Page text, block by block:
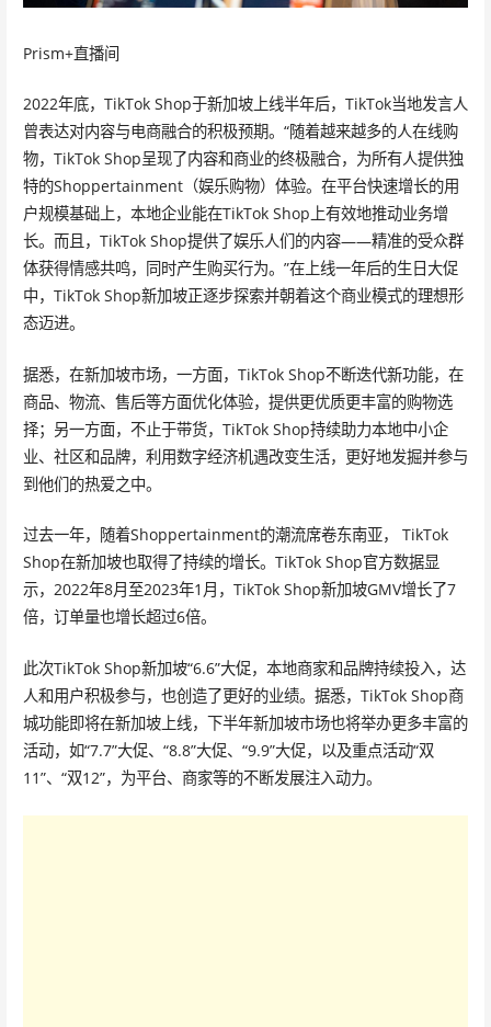
Prism+直播间
2022年底，TikTok Shop于新加坡上线半年后，TikTok当地发言人
曾表达对内容与电商融合的积极预期。“随着越来越多的人在线购
物，TikTok Shop呈现了内容和商业的终极融合，为所有人提供独
特的Shoppertainment（娱乐购物）体验。在平台快速增长的用
户规模基础上，本地企业能在TikTok Shop上有效地推动业务增
长。而且，TikTok Shop提供了娱乐人们的内容——精准的受众群
体获得情感共鸣，同时产生购买行为。”在上线一年后的生日大促
中，TikTok Shop新加坡正逐步探索并朝着这个商业模式的理想形
态迈进。
据悉，在新加坡市场，一方面，TikTok Shop不断迭代新功能，在
商品、物流、售后等方面优化体验，提供更优质更丰富的购物选
择；另一方面，不止于带货，TikTok Shop持续助力本地中小企
业、社区和品牌，利用数字经济机遇改变生活，更好地发掘并参与
到他们的热爱之中。
过去一年，随着Shoppertainment的潮流席卷东南亚， TikTok
Shop在新加坡也取得了持续的增长。TikTok Shop官方数据显
示，2022年8月至2023年1月，TikTok Shop新加坡GMV增长了7
倍，订单量也增长超过6倍。
此次TikTok Shop新加坡“6.6”大促，本地商家和品牌持续投入，达
人和用户积极参与，也创造了更好的业绩。据悉，TikTok Shop商
城功能即将在新加坡上线，下半年新加坡市场也将举办更多丰富的
活动，如“7.7”大促、“8.8”大促、“9.9”大促，以及重点活动“双
11”、“双12”，为平台、商家等的不断发展注入动力。